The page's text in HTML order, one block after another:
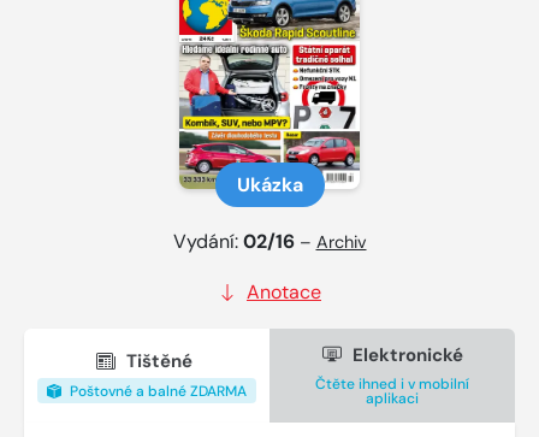
Ukázka
Vydání:02/16 – Archiv
Anotace
Tištěné
Poštovné a balné ZDARMA
Elektronické
Čtěte ihned i v mobilní
aplikaci